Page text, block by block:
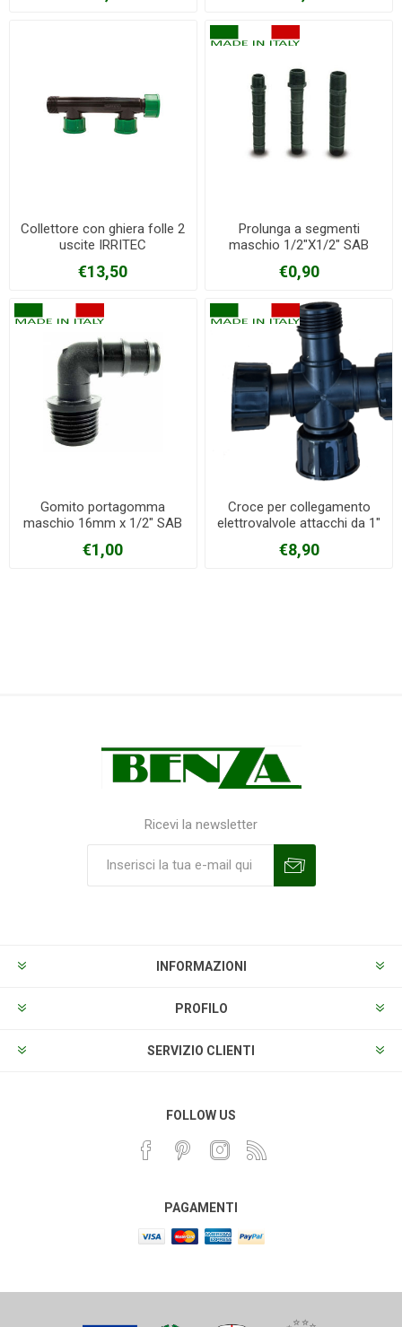
Collettore con ghiera folle 2
uscite IRRITEC
€13,50
Prolunga a segmenti
maschio 1/2"X1/2" SAB
€0,90
Gomito portagomma
maschio 16mm x 1/2" SAB
€1,00
Croce per collegamento
elettrovalvole attacchi da 1"
€8,90
Ricevi la newsletter
INFORMAZIONI
PROFILO
SERVIZIO CLIENTI
FOLLOW US
PAGAMENTI